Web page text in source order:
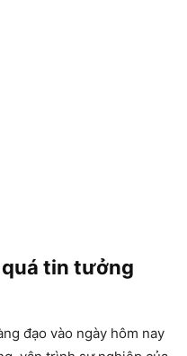
quá tin tưởng
đạo vào ngày hôm nay